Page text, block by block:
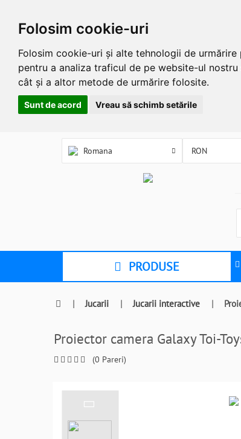
Folosim cookie-uri
Folosim cookie-uri și alte tehnologii de
pentru a analiza traficul de pe website-ul
cât și a altor metode de urmărire folosite.
Sunt de acord Vreau să schimb setările
Romana
PRODUSE
| Jucarii | Jucarii interactive |
Proiector camera Galaxy Toi-
(0 Pareri)